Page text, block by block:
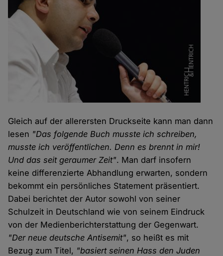
Gleich auf der allerersten Druckseite kann man dann
lesen "Das folgende Buch musste ich schreiben,
musste ich veröffentlichen. Denn es brennt in mir!
Und das seit geraumer Zeit". Man darf insofern
keine differenzierte Abhandlung erwarten, sondern
bekommt ein persönliches Statement präsentiert.
Dabei berichtet der Autor sowohl von seiner
Schulzeit in Deutschland wie von seinem Eindruck
von der Medienberichterstattung der Gegenwart.
"Der neue deutsche Antisemit", so heißt es mit
Bezug zum Titel, "basiert seinen Hass den Juden